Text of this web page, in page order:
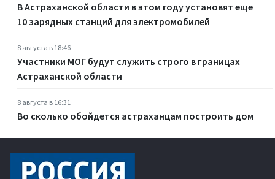
В Астраханской области в этом году установят еще
10 зарядных станций для электромобилей
8 августа в 18:46
Участники МОГ будут служить строго в границах
Астраханской области
8 августа в 16:31
Во сколько обойдется астраханцам построить дом